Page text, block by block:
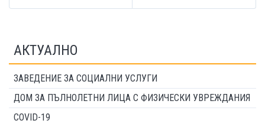
АКТУАЛНО
ЗАВЕДЕНИЕ ЗА СОЦИАЛНИ УСЛУГИ
ДОМ ЗА ПЪЛНОЛЕТНИ ЛИЦА С ФИЗИЧЕСКИ УВРЕЖДАНИЯ
COVID-19